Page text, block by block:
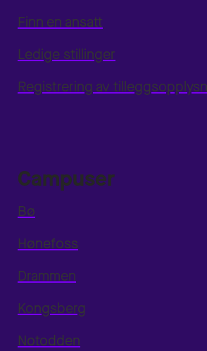
Finn en ansatt
Ledige stillinger
Registrering av
Campuser
Bø
Hønefoss
Drammen
Kongsberg
Notodden